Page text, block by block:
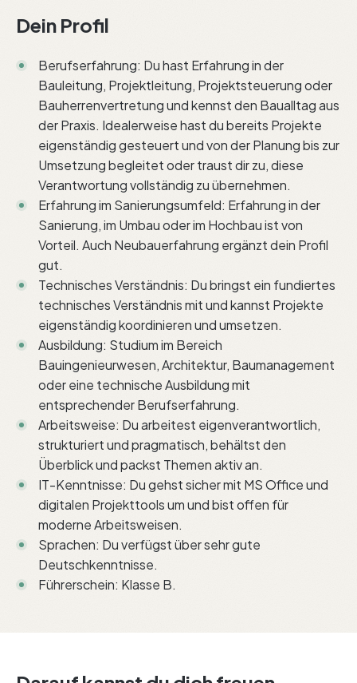
Dein Profil
Berufserfahrung: Du hast Erfahrung in der
Bauleitung, Projektleitung, Projektsteuerung oder
Bauherrenvertretung und kennst den Baualltag aus
der Praxis. Idealerweise hast du bereits Projekte
eigenständig gesteuert und von der Planung bis zur
Umsetzung begleitet oder traust dir zu, diese
Verantwortung vollständig zu übernehmen.
Erfahrung im Sanierungsumfeld: Erfahrung in der
Sanierung, im Umbau oder im Hochbau ist von
Vorteil. Auch Neubauerfahrung ergänzt dein Profil
gut.
Technisches Verständnis: Du bringst ein fundiertes
technisches Verständnis mit und kannst Projekte
eigenständig koordinieren und umsetzen.
Ausbildung: Studium im Bereich
Bauingenieurwesen, Architektur, Baumanagement
oder eine technische Ausbildung mit
entsprechender Berufserfahrung.
Arbeitsweise: Du arbeitest eigenverantwortlich,
strukturiert und pragmatisch, behältst den
Überblick und packst Themen aktiv an.
IT-Kenntnisse: Du gehst sicher mit MS Office und
digitalen Projekttools um und bist offen für
moderne Arbeitsweisen.
Sprachen: Du verfügst über sehr gute
Deutschkenntnisse.
Führerschein: Klasse B.